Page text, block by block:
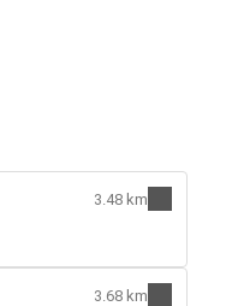
3.48 km
3.68 km